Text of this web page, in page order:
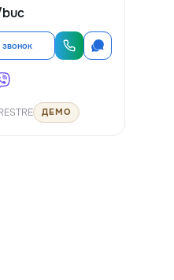
звонок
ДЕМО